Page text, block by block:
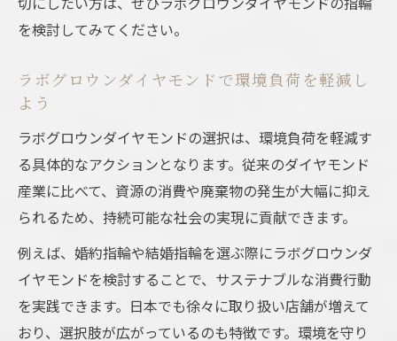
を検討してみてください。
ラボグロウンダイヤモンドで環境負荷を軽減し
よう
ラボグロウンダイヤモンドの選択は、環境負荷を軽減す
る具体的なアクションとなります。従来のダイヤモンド
産業に比べて、資源の消費や廃棄物の発生が大幅に抑え
られるため、持続可能な社会の実現に貢献できます。
例えば、婚約指輪や結婚指輪を選ぶ際にラボグロウンダ
イヤモンドを検討することで、サステナブルな消費行動
を実践できます。日本でも徐々に取り扱い店舗が増えて
おり、選択肢が広がっているのも特徴です。環境を守り